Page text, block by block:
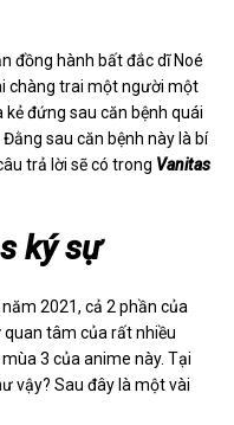
đồng hành bất đắc dĩ Noé
chàng trai một người một
đứng sau căn bệnh quái
sau căn bệnh này là bí
trả lời sẽ có trong Vanitas
ký sự
2021, cả 2 phần của
tâm của rất nhiều
3 của anime này. Tại
vậy? Sau đây là một vài